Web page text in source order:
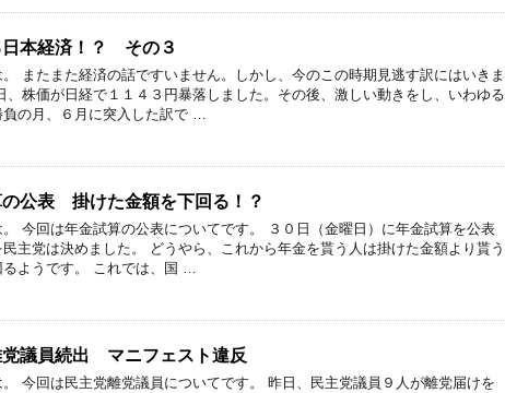
日本経済！？ その３
またまた経済の話ですいません。しかし、今のこの時期見逃す訳にはいきま
、株価が日経で１１４３円暴落しました。その後、激しい動きをし、いわゆる
負の月、６月に突入した訳で …
公表 掛けた金額を下回る！？
。 今回は年金試算の公表についてです。 ３０日（金曜日）に年金試算を公表
主党は決めました。 どうやら、これから年金を貰う人は掛けた金額より貰う
るようです。 これでは、国 …
党議員続出 マニフェスト違反
。 今回は民主党離党議員についてです。 昨日、民主党議員９人が離党届けを